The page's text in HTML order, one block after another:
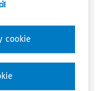
zasadajúc v
cookie